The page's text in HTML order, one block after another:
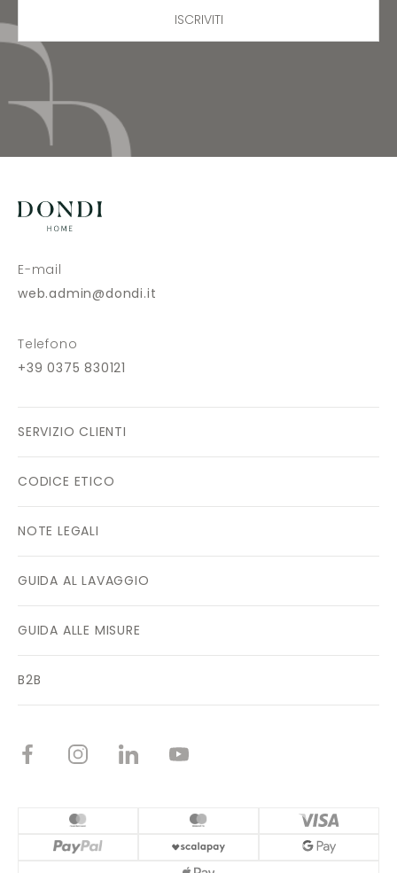
ISCRIVITI
E-mail
web.admin@dondi.it
Telefono
+39 0375 830121
SERVIZIO CLIENTI
CODICE ETICO
NOTE LEGALI
GUIDA AL LAVAGGIO
GUIDA ALLE MISURE
B2B